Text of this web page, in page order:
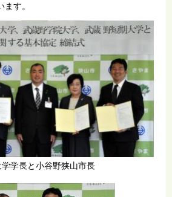
す。
学長と小谷野狭山市長